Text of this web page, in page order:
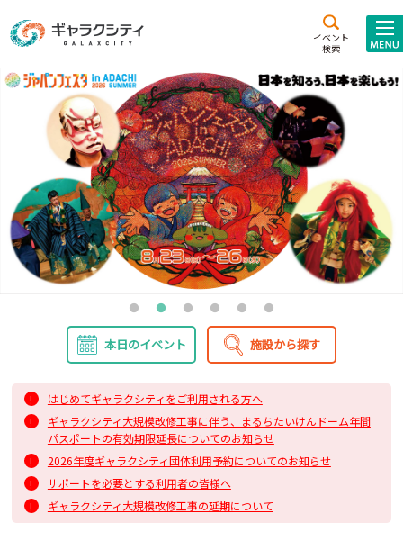
イベント
検索
施設案内
こども
未来創造館
西新井
文化ホール
施設･
アトラクション
ギャラクシティとは
施設貸出･団体利用
こどもみーてぃんぐ
Gがくえん
お知らせ
いっしょに創る
イベントレポート
本日のイベント 施設から探す
はじめてギャラクシティをご利用される方へ
ギャラクシティ大規模改修工事に伴う、まるちたいけんドーム年間
パスポートの有効期限延長についてのお知らせ
2026年度ギャラクシティ団体利用予約についてのお知らせ
サポートを必要とする利用者の皆様へ
ギャラクシティ大規模改修工事の延期について